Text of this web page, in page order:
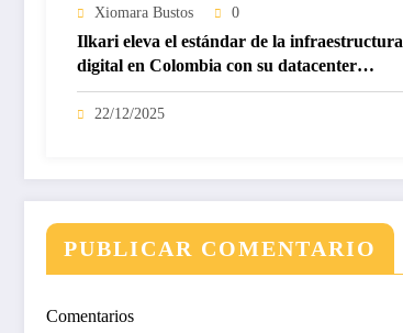
Xiomara Bustos 0
Ilkari eleva el estándar de la infraestructura
digital en Colombia con su datacenter
certificado Nivel IV de ICREA
22/12/2025
PUBLICAR COMENTARIO
Comentarios